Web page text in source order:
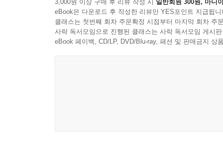
3,000원 이상 구매 후 리뷰 작성 시 일반회원 300원, 마니
eBook은 다운로드 후 작성한 리뷰만 YES포인트 지급됩니
클래스는 첫번째 회차 주문확정 시점부터 마지막 회차 주
사락 독서모임으로 진행된 클래스는 사락 독서모임 게시
eBook 페이백, CD/LP, DVD/Blu-ray, 패션 및 판매금지 상